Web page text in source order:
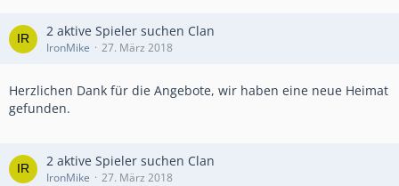
2 aktive Spieler suchen Clan
IronMike 27. März 2018
Herzlichen Dank für die Angebote, wir haben eine neue Heimat
gefunden.
2 aktive Spieler suchen Clan
IronMike 27. März 2018